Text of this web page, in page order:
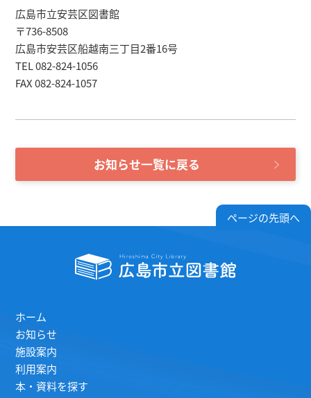
広島市立安芸区図書館
〒736-8508
広島市安芸区船越南三丁目2番16号
TEL 082-824-1056
FAX 082-824-1057
お知らせ一覧に戻る
ページの先頭へ
ホーム
お知らせ
施設案内
利用案内
本・資料を探す